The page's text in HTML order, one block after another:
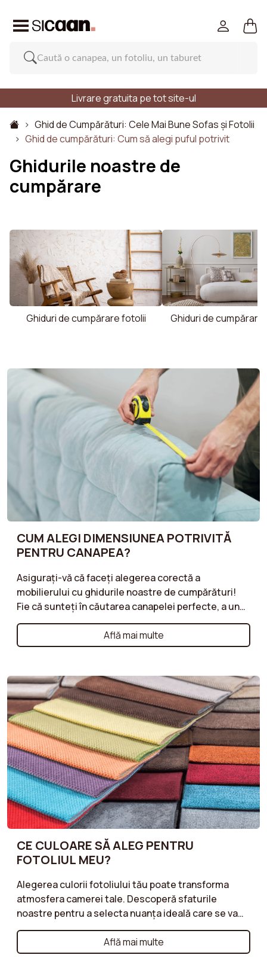
Livrare gratuita pe tot site-ul
Ghid de Cumpărături: Cele Mai Bune Sofas și Fotolii
Ghid de cumpărături: Cum să alegi puful potrivit
Ghidurile noastre de
cumpărare
Ghiduri de cumpărare fotolii Ghiduri de
CUM ALEGI DIMENSIUNEA POTRIVITĂ
PENTRU CANAPEA?
Asigurați-vă că faceți alegerea corectă a
mobilierului cu ghidurile noastre de cumpărături!
Fie că sunteți în căutarea canapelei perfecte, a unui
fotoliu confortabil sau a unui taburet practic,
ghidurile noastre vă oferă sfaturi valoroase pentru
fiecare tip de mobilier. Descoperiți criteriile
materialele, stilurile, dimensiunile și
funcționalitățile, pentru a face alegerile corecte
care să răspundă nevoilor și stilului dumneavoastră
de viață. Ghidurile noastre sunt concepute pentru a
vă ajuta să găsiți mobilier care combină confortul,
calitatea și estetica, respectând în același timp
bugetul dvs.
Află mai multe
CE CULOARE SĂ ALEG PENTRU
FOTOLIUL MEU?
Alegerea culorii fotoliului tău poate transforma
atmosfera camerei tale. Descoperă sfaturile
noastre pentru a selecta nuanța ideală care se va
potrivi cu decorul tău existent, adăugând în același
timp o notă elegantă. Culori neutre pentru o
atmosferă liniștitoare, tonuri vibrante pentru un
Află mai multe